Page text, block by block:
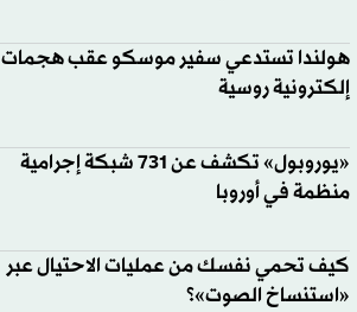
هولندا تستدعي سفير موسكو عقب هجمات
إلكترونية روسية
«يوروبول» تكشف عن 731 شبكة إجرامية
منظمة في أوروبا
كيف تحمي نفسك من عمليات الاحتيال عبر
«استنساخ الصوت»؟